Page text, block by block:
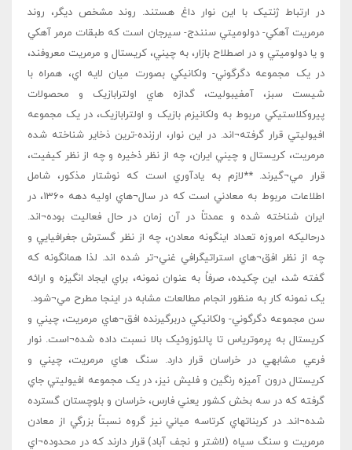
در ارتباط ژنتيک با اين نوار داغ هستند. روند مشخص ديگر، روند
مرمريت آهکي- دولوميتي سنندج- سيرجان است که طبقات مرمر آهکي
و يا دولوميتي و در اصطلاح بازار، به چيني، کريستال و مرمريت معروفند،
در يک مجموعه دگرگوني- ولکانيکي بصورت ميان لايه اي، همراه با
شيست سبز، آمفيبوليت، گدازه هاي اولترابازيک و محصولات
پيروکلاستيکي مربوط به ولکانيزم بازيک و اولترابازيک، در يک مجموعه
افيوليتي قرار گرفته¬اند. در اين نوار، ارزنده-ترين ذخاير شناخته شده
مرمريت، کريستال و چيني ايران، چه از نظر ذخيره و چه از نظر کيفيت،
قرار مي¬گيرند. **لازم به يادآوري است که نوشتار مذکور، شامل
اطلاعات مربوط به معادني است که در سال¬هاي اوليه دهه 1360، در
ايران شناخته شده و عمدتاً در آن زمان در حال فعاليت بوده¬اند.
درحاليکه امروزه تعداد اينگونه معادن، چه از نظر گسترش جغرافيايي و
چه از نظر افق¬هاي استراتيگرافي غني¬تر شده اند. لذا همانگونه که
گفته شد، اين چکيده، صرفاً به عنوان نمونه، براي ايجاد انگيزه و ارائه
يک نمونه کار به منظور انجام مطالعات مشابه در اينجا مطرح مي¬شود.
سن مجموعه دگرگوني- ولکانيکي دربرگيرنده افق¬هاي مرمريت، چيني و
کريستال به پرموترياس تا پالئوزوئيک بالا نسبت داده شده¬است. نوار
فرعي مشابهي در خراسان قرار دارد. سنگ هاي مرمريت، چيني و
کريستال درون آميزه رنگين و فليش نيز، در يک مجموعه افيوليتي جاي
گرفته که در سه بخش کشور يعني فارس، خراسان و بلوچستان گسترده
شده¬اند. در کربناتهاي کرتاسه مياني نيز گروه نسبتاً بزرگي از معادن
مرمريت و سنگ سياه (لاشتر و نجف آباد) قرار دارند که در محدوده¬اي